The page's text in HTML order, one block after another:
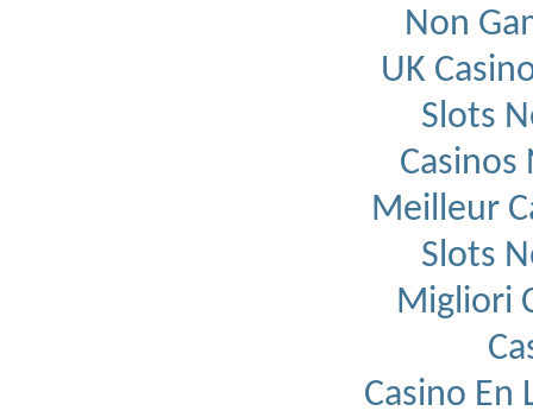
Non
UK
Slots
Meilleur
Slots
Migliori
Casino En